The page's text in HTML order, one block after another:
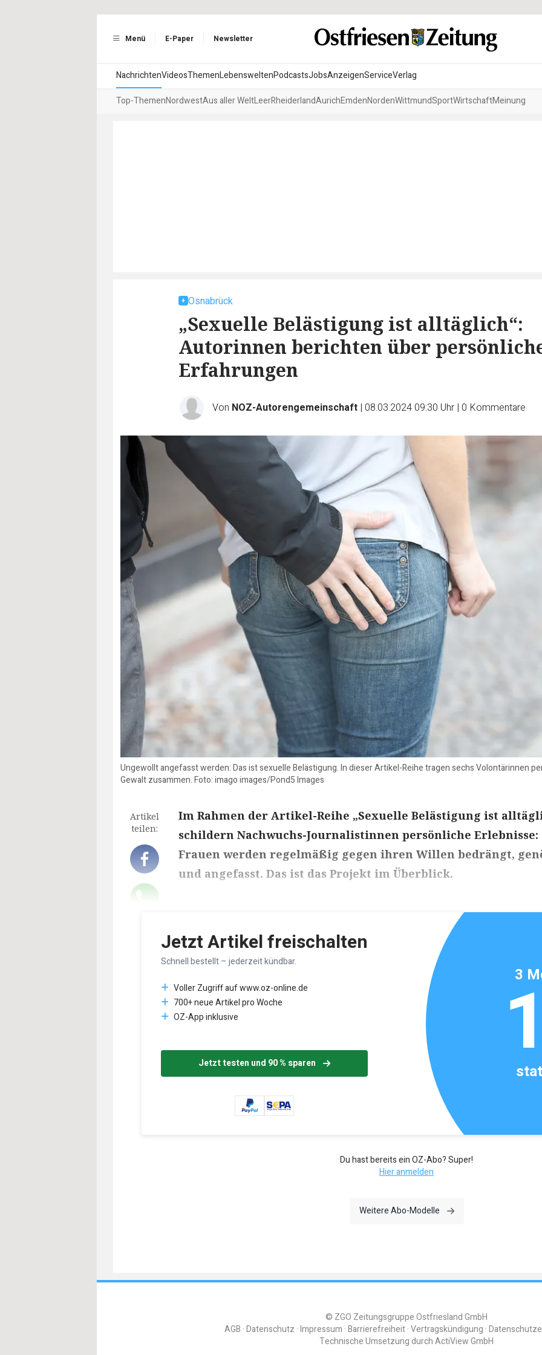
Menü E-Paper Newsletter
NachrichtenVideosThemenLebensweltenPodcastsJobsAnzeigenServiceVerlag
Top-ThemenNordwestAus aller WeltLeerRheiderlandAurichEmdenNordenWittmundSportWirtschaftMeinung
Osnabrück
„Sexuelle Belästigung ist alltäglich“:
Autorinnen berichten über
Erfahrungen
Von NOZ-Autorengemeinschaft | 08.03.2024 09:30 Uhr | 0 Kommentare
Ungewollt angefasst werden: Das ist sexuelle Belästigung. In dieser Artikel-Reihe tragen sechs Volontärinnen
Gewalt zusammen. Foto: imago images/Pond5 Images
Artikel
teilen:
Im Rahmen der Artikel-Reihe „Sexuelle Belästigung ist
schildern Nachwuchs-Journalistinnen persönliche Erlebnisse:
Frauen werden regelmäßig gegen ihren Willen bedrängt,
und angefasst. Das ist das Projekt im Überblick.
Jetzt Artikel freischalten
Schnell bestellt – jederzeit kündbar.
Voller Zugriff auf www.oz-online.de
700+ neue Artikel pro Woche
OZ-App inklusive
Jetzt testen und 90 % sparen
3
Du hast bereits ein OZ-Abo? Super!
Hier anmelden
Weitere Abo-Modelle
© ZGO Zeitungsgruppe Ostfriesland GmbH
AGB Datenschutz Impressum Barrierefreiheit Vertragskündigung
Technische Umsetzung durchActiView GmbH